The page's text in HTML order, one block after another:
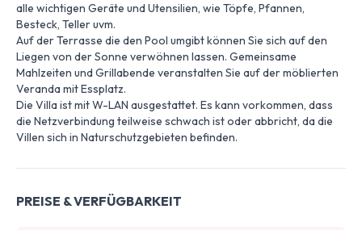
alle wichtigen Geräte und Utensilien, wie Töpfe, Pfannen,
Besteck, Teller uvm.
Auf der Terrasse die den Pool umgibt können Sie sich auf den
Liegen von der Sonne verwöhnen lassen. Gemeinsame
Mahlzeiten und Grillabende veranstalten Sie auf der möblierten
Veranda mit Essplatz.
Die Villa ist mit W-LAN ausgestattet. Es kann vorkommen, dass
die Netzverbindung teilweise schwach ist oder abbricht, da die
Villen sich in Naturschutzgebieten befinden.
PREISE & VERFÜGBARKEIT